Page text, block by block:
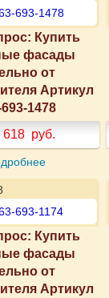
Купить
фасады
от
Артикул
1478
618 руб.
Купить
фасады
от
Артикул